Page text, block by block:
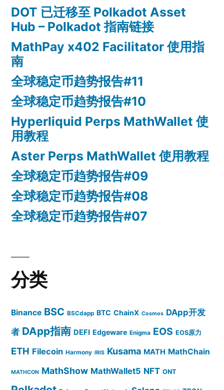
DOT 已迁移至 Polkadot Asset
Hub – Polkadot 指南链接
MathPay x402 Facilitator 使用指
南
全球稳定币趋势报告#11
全球稳定币趋势报告#10
Hyperliquid Perps MathWallet 使
用教程
Aster Perps MathWallet 使用教程
全球稳定币趋势报告#09
全球稳定币趋势报告#08
全球稳定币趋势报告#07
分类
Binance BSC BSCdapp BTC ChainX Cosmos DApp开发
者 DApp指南 DEFI Edgeware Enigma EOS EOS原力
ETH Filecoin Harmony IRIS Kusama MATH MathChain
MATHCON MathShow MathWallet5 NFT ONT